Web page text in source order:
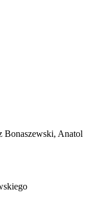
Bonaszewski, Anatol